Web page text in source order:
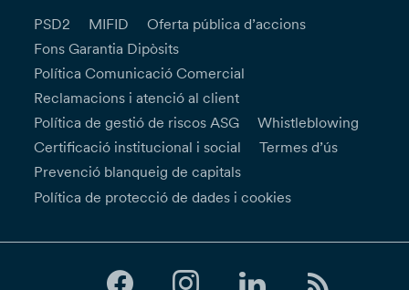
PSD2 MIFID
Oferta pública d’accions
Fons Garantia Dipòsits
Política Comunicació Comercial
Reclamacions i atenció al client
Política de gestió de riscos ASG
Whistleblowing
Certificació institucional i social
Termes d’ús
Prevenció blanqueig de capitals
Política de protecció de dades i cookies